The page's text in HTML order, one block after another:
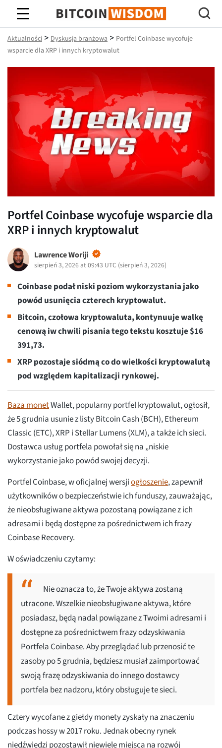
Mądrość Bitcoina
Aktualności > Dyskusja branżowa > Portfel Coinbase wycofuje
wsparcie dla XRP i innych kryptowalut
Portfel Coinbase wycofuje wsparcie dla
XRP i innych kryptowalut
Lawrence Woriji
sierpień 3, 2026 at 09:43 UTC (sierpień 3, 2026)
Coinbase podał niski poziom wykorzystania jako
powód usunięcia czterech kryptowalut.
Bitcoin, czołowa kryptowaluta, kontynuuje walkę
cenową iw chwili pisania tego tekstu kosztuje $16
391,73.
XRP pozostaje siódmą co do wielkości kryptowalutą
pod względem kapitalizacji rynkowej.
Baza monetWallet, popularny portfel kryptowalut, ogłosił,
że 5 grudnia usunie z listy Bitcoin Cash (BCH), Ethereum
Classic (ETC), XRP i Stellar Lumens (XLM), a także ich sieci.
Dostawca usług portfela powołał się na „niskie
wykorzystanie jako powód swojej decyzji.
Portfel Coinbase, w oficjalnej wersjiogłoszenie, zapewnił
użytkowników o bezpieczeństwie ich funduszy, zauważając,
że nieobsługiwane aktywa pozostaną powiązane z ich
adresami i będą dostępne za pośrednictwem ich frazy
Coinbase Recovery.
W oświadczeniu czytamy:
Nie oznacza to, że Twoje aktywa zostaną
utracone. Wszelkie nieobsługiwane aktywa, które
posiadasz, będą nadal powiązane z Twoimi adresami i
dostępne za pośrednictwem frazy odzyskiwania
Portfela Coinbase. Aby przeglądać lub przenosić te
zasoby po 5 grudnia, będziesz musiał zaimportować
swoją frazę odzyskiwania do innego dostawcy
portfela bez nadzoru, który obsługuje te sieci.
Cztery wycofane z giełdy monety zyskały na znaczeniu
podczas hossy w 2017 roku. Jednak obecny rynek
niedźwiedzi pozostawił niewiele miejsca na rozwój